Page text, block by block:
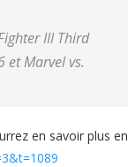
III Third
et Marvel vs.
en savoir plus en